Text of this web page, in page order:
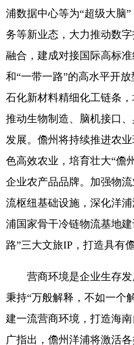
浦数据中心等为“超级大脑
务等新业态，大力推动数
融合，建成对接国际高标
和“一带一路”的高水平开
石化新材料精细化工链条
推动生物制造、脑机接口
发展。儋州将持续推进农
色高效农业，培育壮大“儋
企业农产品品牌。加强物
流枢纽基础设施，深化洋
浦国家骨干冷链物流基地
路”三大文旅IP，打造具有
营商环境是企业生存发
秉持“万般解释，不如一个
建一流营商环境，打造海
广指出，儋州洋浦将激活